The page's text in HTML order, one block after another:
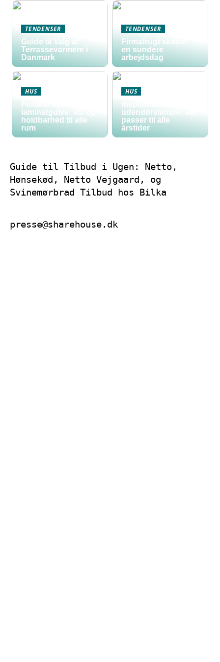
TENDENSER
Guide til Valg af
Terrassevarmere i
Danmark
TENDENSER
Firmafrugt skaber
en sundere
arbejdsdag
HUS
Fordele ved
laminatgulve: stil og
holdbarhed til alle
rum
HUS
Inspiration til
udendørslamper der
passer til alle
årstider
Guide til Tilbud i Ugen: Netto,
Hønsekød, Netto Vejgaard, og
Svinemørbrad Tilbud hos Bilka
presse@sharehouse.dk